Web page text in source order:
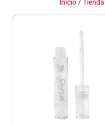
Inicio / Tienda